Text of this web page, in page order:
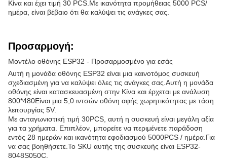
Κίνα και έχει τιμή 30 PCS.Με ικανότητα προμήθειας 5000 PCS/
ημέρα, είναι βέβαιο ότι θα καλύψει τις ανάγκες σας.
Προσαρμογή:
Μοντέλο οθόνης ESP32 - Προσαρμοσμένο για εσάς
Αυτή η μονάδα οθόνης ESP32 είναι μια καινοτόμος συσκευή
σχεδιασμένη για να καλύψει όλες τις ανάγκες σας.Αυτή η μονάδα
οθόνης είναι κατασκευασμένη στην Κίνα και έρχεται με ανάλυση
800*480Είναι μια 5,0 ιντσών οθόνη αφής χωρητικότητας με τάση
λειτουργίας 5V.
Με ανταγωνιστική τιμή 30PCS, αυτή η συσκευή είναι μεγάλη αξία
για τα χρήματα. Επιπλέον, μπορείτε να περιμένετε παράδοση
εντός 28 ημερών και ικανότητα εφοδιασμού 5000PCS / ημέρα.Για
να σας βοηθήσετε.Το SKU αυτής της συσκευής είναι ESP32-
8048S050C.